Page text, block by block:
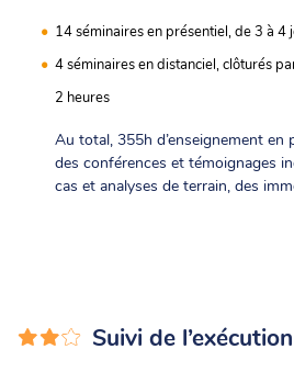
14 séminaires en présentiel, de 3 à 4
4 séminaires en distanciel, clôturés
2 heures
Au total, 355h d’enseignement en
des conférences et témoignages
cas et analyses de terrain, des
Suivi de